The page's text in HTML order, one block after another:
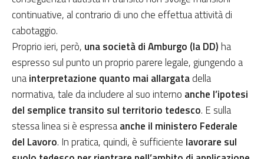
continuative, al contrario di uno che effettua attività di
cabotaggio.
Proprio ieri, però, una società di Amburgo (la DD)ha
espresso sul punto un proprio parere legale, giungendo a
unainterpretazione quanto mai allargatadella
normativa, tale da includere al suo interno anche l’ipotesi
del semplice transito sul territorio tedesco. E sulla
stessa linea si è espressaanche il ministero Federale
del Lavoro. In pratica, quindi, è sufficiente lavorare sul